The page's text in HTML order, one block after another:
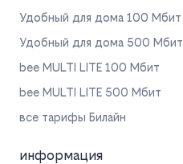
Удобный для дома 100 Мбит
Удобный для дома 500 Мбит
bee MULTI LITE 100 Мбит
bee MULTI LITE 500 Мбит
все тарифы Билайн
информация